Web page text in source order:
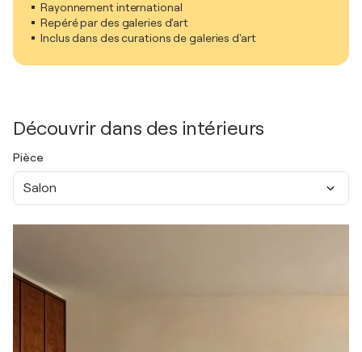
Rayonnement international
Repéré par des galeries d'art
Inclus dans des curations de galeries d'art
Découvrir dans des intérieurs
Pièce
Salon